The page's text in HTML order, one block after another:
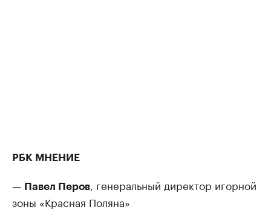
РБК МНЕНИЕ
— Павел Перов
, генеральный директор игорной
зоны «Красная Поляна»